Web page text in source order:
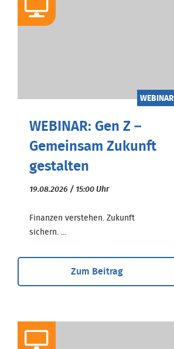
WEBINAR
WEBINAR: Gen Z –
Gemeinsam Zukunft
gestalten
19.08.2026 / 15:00 Uhr
Finanzen verstehen. Zukunft
sichern. ...
Zum Beitrag